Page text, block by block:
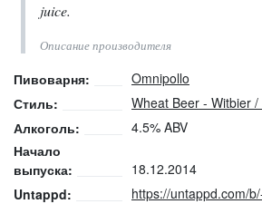
juice.
Описание производителя
Пивоварня:
Omnipollo
Стиль:
Wheat Beer - Witbier
Алкоголь:
4.5% ABV
Начало
выпуска:
18.12.2014
Untappd:
https://untappd.com/